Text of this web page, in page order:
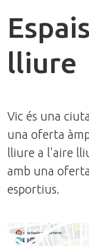
lliure
Vic és una
una oferta
lliure a l'aire
amb una
esportius.